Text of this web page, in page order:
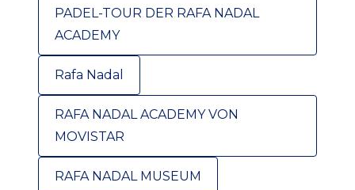
PADEL-TOUR DER RAFA NADAL
ACADEMY
Rafa Nadal
RAFA NADAL ACADEMY VON
MOVISTAR
RAFA NADAL MUSEUM